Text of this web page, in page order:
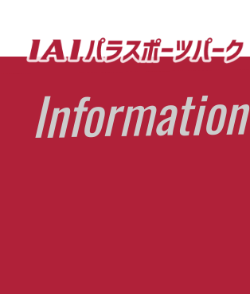
Information